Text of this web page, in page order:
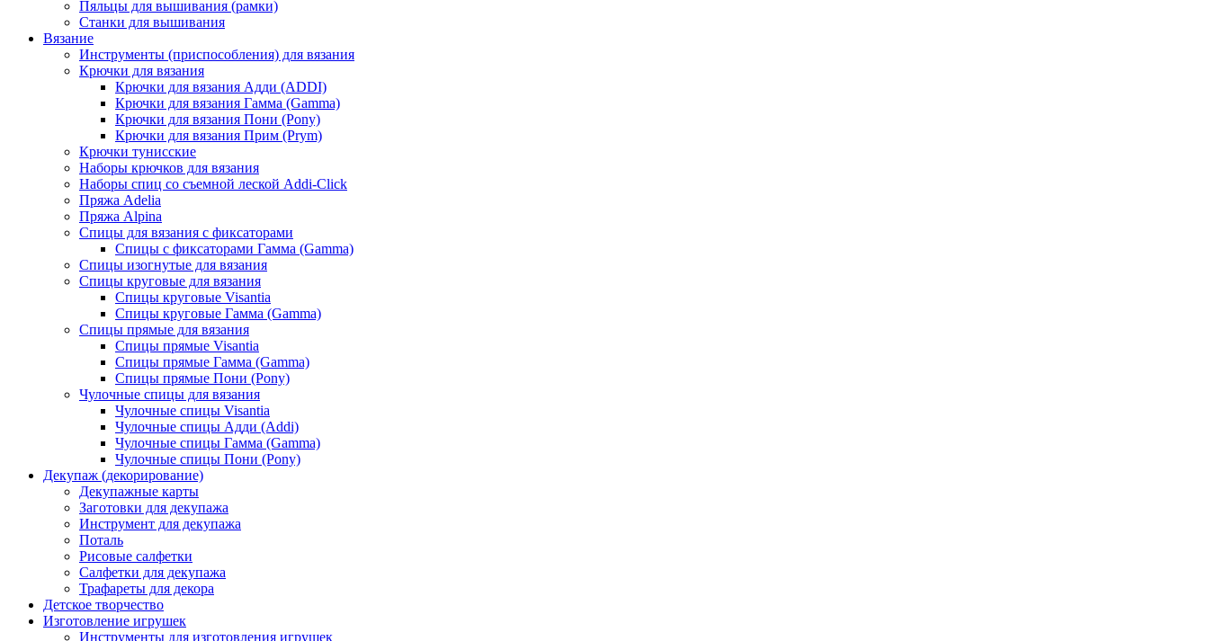
Пяльцы для вышивания (рамки)
Станки для вышивания
Вязание
Инструменты (приспособления) для вязания
Крючки для вязания
Крючки для вязания Адди (ADDI)
Крючки для вязания Гамма (Gamma)
Крючки для вязания Пони (Pony)
Крючки для вязания Прим (Prym)
Крючки тунисские
Наборы крючков для вязания
Наборы спиц со съемной леской Addi-Click
Пряжа Adelia
Пряжа Alpina
Спицы для вязания с фиксаторами
Спицы с фиксаторами Гамма (Gamma)
Спицы изогнутые для вязания
Спицы круговые для вязания
Спицы круговые Visantia
Спицы круговые Гамма (Gamma)
Спицы прямые для вязания
Спицы прямые Visantia
Спицы прямые Гамма (Gamma)
Спицы прямые Пони (Pony)
Чулочные спицы для вязания
Чулочные спицы Visantia
Чулочные спицы Адди (Addi)
Чулочные спицы Гамма (Gamma)
Чулочные спицы Пони (Pony)
Декупаж (декорирование)
Декупажные карты
Заготовки для декупажа
Инструмент для декупажа
Поталь
Рисовые салфетки
Салфетки для декупажа
Трафареты для декора
Детское творчество
Изготовление игрушек
Инструменты для изготовления игрушек